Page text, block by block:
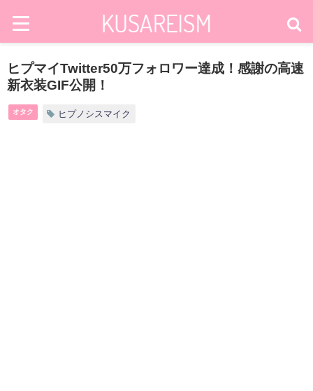
ヒプマイTwitter50万フォロワー達成！感謝の高速
新衣装GIF公開！
オタク ヒプノシスマイク